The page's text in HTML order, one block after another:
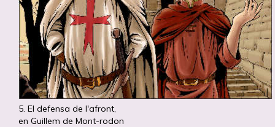
5. El defensa de l'afront,
en Guillem de Mont-rodon